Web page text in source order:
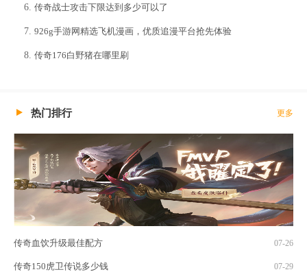
传奇战士攻击下限达到多少可以了
926g手游网精选飞机漫画，优质追漫平台抢先体验
传奇176白野猪在哪里刷
热门排行 更多
传奇血饮升级最佳配方 07-26
传奇150虎卫传说多少钱 07-29